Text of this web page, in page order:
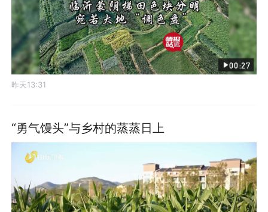
00:27
昨天13:31
“勇气馒头”与乡村的蒸蒸日上